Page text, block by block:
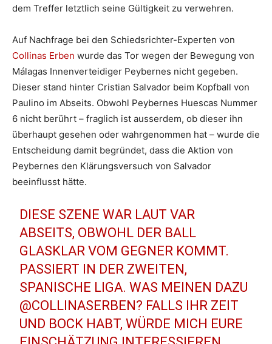
dem Treffer letztlich seine Gültigkeit zu verwehren.
Auf Nachfrage bei den Schiedsrichter-Experten von
Collinas Erben wurde das Tor wegen der Bewegung von
Málagas Innenverteidiger Peybernes nicht gegeben.
Dieser stand hinter Cristian Salvador beim Kopfball von
Paulino im Abseits. Obwohl Peybernes Huescas Nummer
6 nicht berührt – fraglich ist ausserdem, ob dieser ihn
überhaupt gesehen oder wahrgenommen hat – wurde die
Entscheidung damit begründet, dass die Aktion von
Peybernes den Klärungsversuch von Salvador
beeinflusst hätte.
DIESE SZENE WAR LAUT VAR
ABSEITS, OBWOHL DER BALL
GLASKLAR VOM GEGNER KOMMT.
PASSIERT IN DER ZWEITEN,
SPANISCHE LIGA. WAS MEINEN DAZU
@COLLINASERBEN? FALLS IHR ZEIT
UND BOCK HABT, WÜRDE MICH EURE